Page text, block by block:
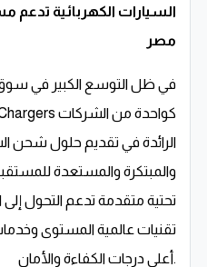
السيارات الكهربائية
مصر
في ظل التوسع الكبير في سوق
كواحدة من الشركات
الرائدة في تقديم حلول شحن
والمبتكرة والمستعدة
تحتية متقدمة تدعم التحول إلى
تقنيات عالمية المستوى
أعلى درجات الكفاءة والأمان.